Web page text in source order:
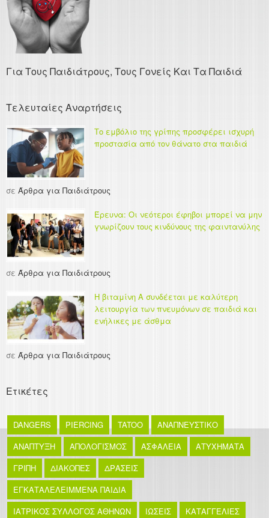
Για Τους Παιδιάτρους, Τους Γονείς Και Τα Παιδιά
Τελευταίες Αναρτήσεις
Το εμβόλιο της γρίπης προσφέρει ισχυρή
προστασία από τον θάνατο στα παιδιά
σε Άρθρα για Παιδιάτρους
Έρευνα: Οι νεότεροι έφηβοι μπορεί να μην
γνωρίζουν τους κινδύνους της φαιντανύλης
σε Άρθρα για Παιδιάτρους
Η βιταμίνη Α συνδέεται με καλύτερη
λειτουργία των πνευμόνων σε παιδιά και
ενήλικες με άσθμα
σε Άρθρα για Παιδιάτρους
Ετικέτες
DANGERS PIERCING TATOO
ΑΝΑΠΝΕΥΣΤΙΚΟ
ΑΝΑΠΤΥΞΗ
ΑΠΟΛΟΓΙΣΜΟΣ ΑΣΦΑΛΕΙΑ
ΑΤΥΧΗΜΑΤΑ
ΓΡΙΠΗ
ΔΙΑΚΟΠΕΣ
ΔΡΑΣΕΙΣ
ΕΓΚΑΤΑΛΕΛΕΙΜΜΕΝΑ ΠΑΙΔΙΑ
ΙΑΤΡΙΚΟΣ ΣΥΛΛΟΓΟΣ ΑΘΗΝΩΝ
ΙΩΣΕΙΣ ΚΑΤΑΓΓΕΛΙΕΣ